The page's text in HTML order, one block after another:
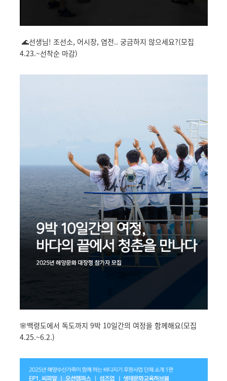
🌊선생님! 조선소, 어시장, 염전.. 궁금하지 않으세요?(모집
4.23.~선착순 마감)
🌸백령도에서 독도까지 9박 10일간의 여정을 함께해요(모집
4.25.~6.2.)